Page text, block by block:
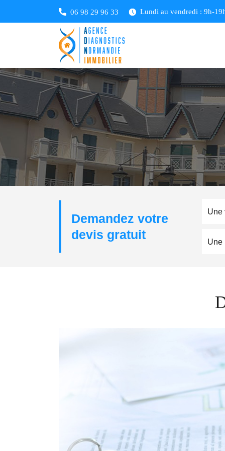
06 98 29 96 33 Lundi au vendredi : 9h-
Demandez votre
devis gratuit
Une
Une